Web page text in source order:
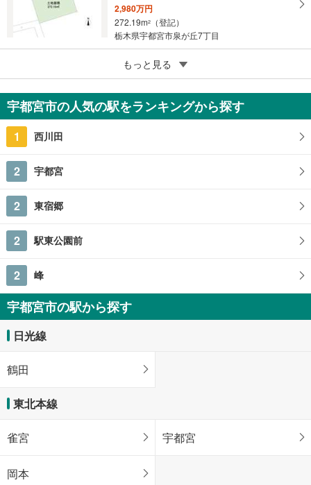
2,980万円
272.19m2
（登記）
栃木県宇都宮市泉が丘7丁目
成約でもらえる
宇都宮市大曽2丁目
1,440万円
396.63m2（登記）
もっと見る
宇都宮市の人気の駅をランキングから探す
1 西川田
2 宇都宮
2 東宿郷
2 駅東公園前
2 峰
宇都宮市の駅から探す
日光線
鶴田
東北本線
雀宮 宇都宮
岡本